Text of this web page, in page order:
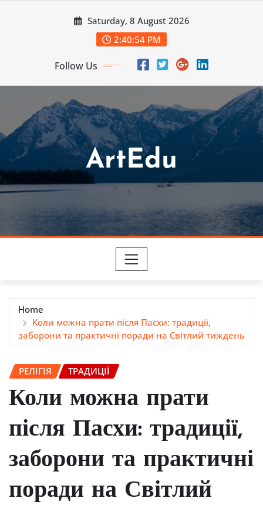
Saturday, 8 August 2026
2:40:55 PM
Follow Us
ArtEdu
Home
Коли можна прати після Пасхи: традиції,
заборони та практичні поради на Світлий тиждень
РЕЛІГІЯ ТРАДИЦІЇ
Коли можна прати
після Пасхи: традиції,
заборони та практичні
поради на Світлий